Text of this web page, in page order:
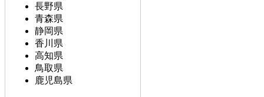
長野県
青森県
静岡県
香川県
高知県
鳥取県
鹿児島県